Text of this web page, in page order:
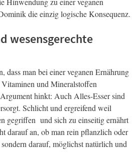
die einzig logische Konsequenz.
wesensgerechte
dass man bei einer veganen Ernährung
und Mineralstoffen
hinkt: Auch Alles-Esser sind
Schlicht und ergreifend weil
gegriffen und sich zu einseitig ernährt
darauf an, ob man rein pflanzlich oder
darauf, möglichst natürlich und